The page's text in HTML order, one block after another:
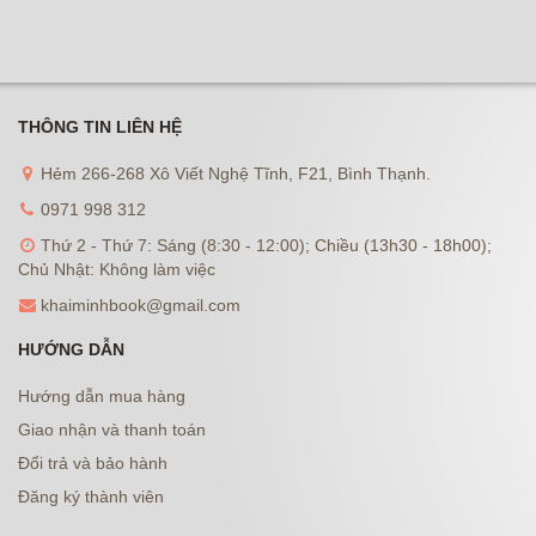
THÔNG TIN LIÊN HỆ
Hẻm 266-268 Xô Viết Nghệ Tĩnh, F21, Bình Thạnh.
0971 998 312
Thứ 2 - Thứ 7: Sáng (8:30 - 12:00); Chiều (13h30 - 18h00);
Chủ Nhật: Không làm việc
khaiminhbook@gmail.com
HƯỚNG DẪN
Hướng dẫn mua hàng
Giao nhận và thanh toán
Đổi trả và bảo hành
Đăng ký thành viên